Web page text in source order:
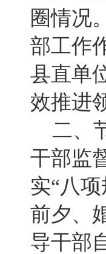
圈情况
部工作
县直单
效推进
二、
干部监
实“八
前夕、
导干部